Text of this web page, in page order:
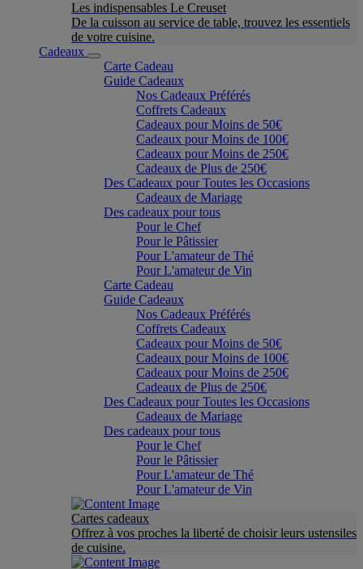
Les indispensables Le Creuset
De la cuisson au service de table, trouvez les essentiels
de votre cuisine.
Cadeaux
Carte Cadeau
Guide Cadeaux
Nos Cadeaux Préférés
Coffrets Cadeaux
Cadeaux pour Moins de 50€
Cadeaux pour Moins de 100€
Cadeaux pour Moins de 250€
Cadeaux de Plus de 250€
Des Cadeaux pour Toutes les Occasions
Cadeaux de Mariage
Des cadeaux pour tous
Pour le Chef
Pour le Pâtissier
Pour L'amateur de Thé
Pour L'amateur de Vin
Carte Cadeau
Guide Cadeaux
Nos Cadeaux Préférés
Coffrets Cadeaux
Cadeaux pour Moins de 50€
Cadeaux pour Moins de 100€
Cadeaux pour Moins de 250€
Cadeaux de Plus de 250€
Des Cadeaux pour Toutes les Occasions
Cadeaux de Mariage
Des cadeaux pour tous
Pour le Chef
Pour le Pâtissier
Pour L'amateur de Thé
Pour L'amateur de Vin
Cartes cadeaux
Offrez à vos proches la liberté de choisir leurs ustensiles
de cuisine.